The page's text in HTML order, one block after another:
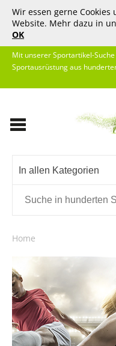
Wir essen gerne
Website. Mehr dazu in
OK
Mit unserer Sportartikel-
Sportausrüstung aus
In allen Kategorien
Home